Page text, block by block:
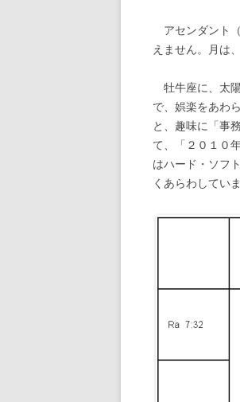
アセンダント
えません。月は
牡牛座に、太
で、娯楽をあわ
と、趣味に「事
て、「２０１０
はハード・ソフ
くあらわしていま